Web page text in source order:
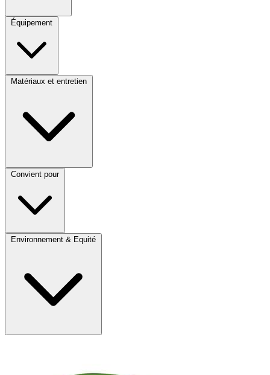
Équipement
Matériaux et entretien
Convient pour
Environnement & Equité